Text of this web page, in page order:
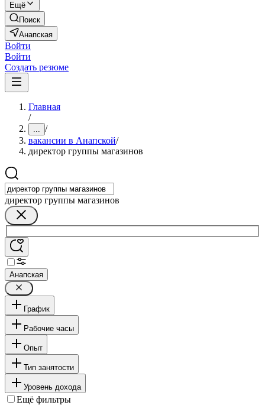
Ещё
Поиск
Анапская
Войти
Войти
Создать резюме
Главная
/
... /
вакансии в Анапской/
директор группы магазинов
директор группы магазинов
Анапская
График
Рабочие часы
Опыт
Тип занятости
Уровень дохода
Ещё фильтры